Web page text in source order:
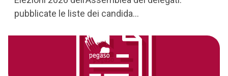
pubblicate le liste dei candida...